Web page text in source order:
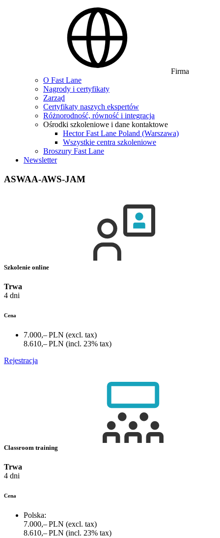
Firma
O Fast Lane
Nagrody i certyfikaty
Zarząd
Certyfikaty naszych ekspertów
Różnorodność, równość i integracja
Ośrodki szkoleniowe i dane kontaktowe
Hector Fast Lane Poland (Warszawa)
Wszystkie centra szkoleniowe
Broszury Fast Lane
Newsletter
ASWAA-AWS-JAM
Szkolenie online
Trwa
4 dni
Cena
7.000,– PLN (excl. tax)
8.610,– PLN (incl. 23% tax)
Rejestracja
Classroom training
Trwa
4 dni
Cena
Polska:
7.000,– PLN (excl. tax)
8.610,– PLN (incl. 23% tax)